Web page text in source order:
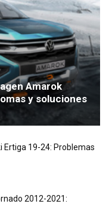
Amarok
y soluciones
Ertiga 19-24: Problemas
2012-2021: